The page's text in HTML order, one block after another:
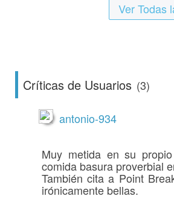
Ver Todas
Críticas de Usuarios (3)
antonio-934
Muy metida en su
comida basura proverbial
También cita a Point
irónicamente bellas.